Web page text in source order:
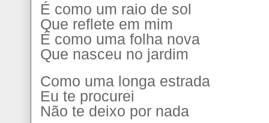
É como um raio de sol
Que reflete em mim
É como uma folha nova
Que nasceu no jardim
Como uma longa estrada
Eu te procurei
Não te deixo por nada